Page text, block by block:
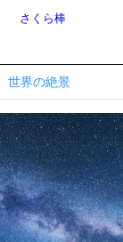
さくら棒
世界の絶景